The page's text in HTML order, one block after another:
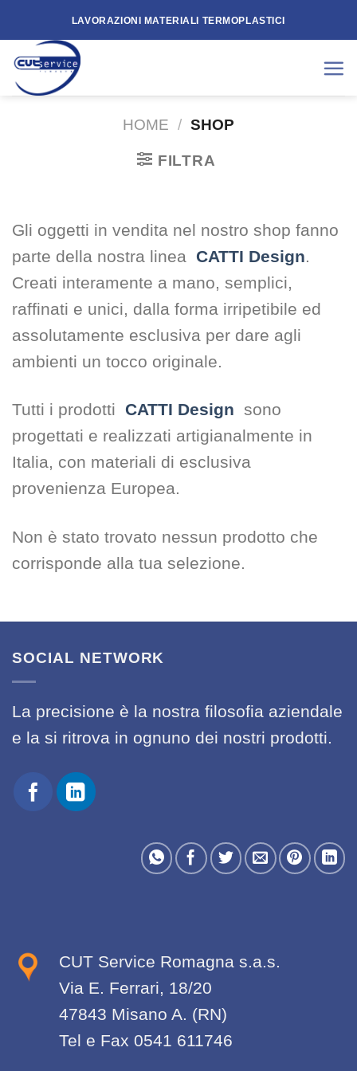
content
LAVORAZIONI MATERIALI TERMOPLASTICI
HOME / SHOP
FILTRA
Gli oggetti in vendita nel nostro shop fanno
parte della nostra linea
CATTI Design
Creati interamente a mano, semplici,
raffinati e unici, dalla forma irripetibile ed
assolutamente esclusiva per dare agli
ambienti un tocco originale.
Tutti i prodotti CATTI Design sono
progettati e realizzati artigianalmente in
Italia, con materiali di esclusiva
provenienza Europea.
Non è stato trovato nessun prodotto che
corrisponde alla tua selezione.
SOCIAL NETWORK
La precisione è la nostra filosofia aziendale
e la si ritrova in ognuno dei nostri prodotti.
CUT Service Romagna s.a.s.
Via E. Ferrari, 18/20
47843 Misano A. (RN)
Tel e Fax 0541 611746